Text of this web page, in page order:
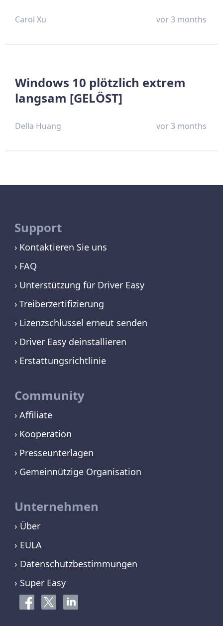
Carol Xu vor 3 months
Windows 10 plötzlich extrem
langsam [GELÖST]
Della Huang vor 3 months
Support
Kontaktieren Sie uns
FAQ
Unterstützung für Driver Easy
Treiberzertifizierung
Lizenzschlüssel erneut senden
Driver Easy deinstallieren
Erstattungsrichtlinie
Community
Affiliate
Kooperation
Presseunterlagen
Gemeinnützige Organisation
Unternehmen
› Über
› EULA
› Datenschutzbestimmungen
› Super Easy